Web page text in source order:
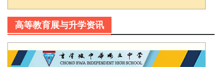
高等教育展与升学资讯